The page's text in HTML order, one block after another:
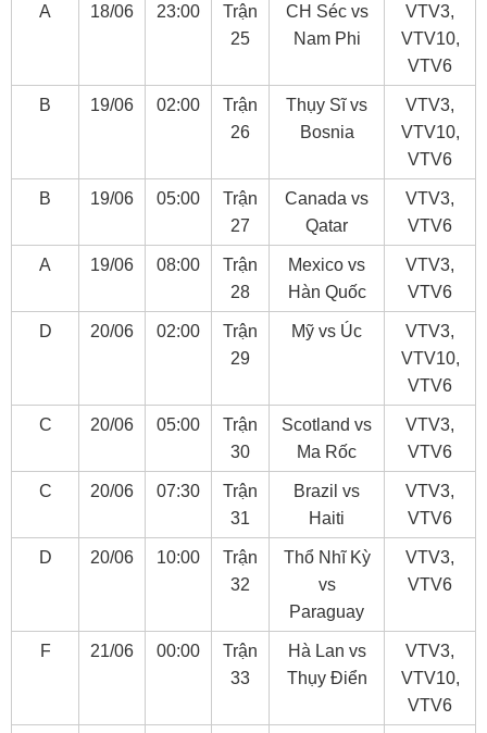
A 18/06 23:00
Trận
25
CH Séc vs
Nam Phi
VTV3,
VTV10,
VTV6
B 19/06 02:00
Trận
26
Thụy Sĩ vs
Bosnia
VTV3,
VTV10,
VTV6
B 19/06 05:00
Trận
27
Canada vs
Qatar
VTV3,
VTV6
A 19/06 08:00
Trận
28
Mexico vs
Hàn Quốc
VTV3,
VTV6
D 20/06 02:00
Trận
29
Mỹ vs Úc
VTV3,
VTV10,
VTV6
C 20/06 05:00
Trận
30
Scotland vs
Ma Rốc
VTV3,
VTV6
C 20/06 07:30
Trận
31
Brazil vs
Haiti
VTV3,
VTV6
D 20/06 10:00
Trận
32
Thổ Nhĩ Kỳ
vs
Paraguay
VTV3,
VTV6
F 21/06 00:00
Trận
33
Hà Lan vs
Thụy Điển
VTV3,
VTV10,
VTV6